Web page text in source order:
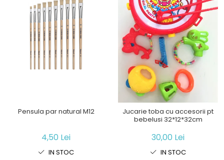
Pensula par natural M12
4,50 Lei
IN STOC
Jucarie toba cu accesorii pt
bebelusi 32*12*32cm
30,00 Lei
IN STOC